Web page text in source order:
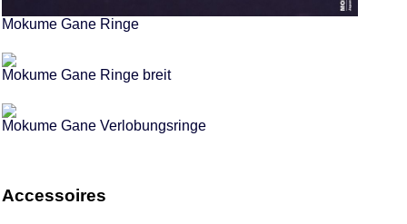
Mokume Gane Ringe
Mokume Gane Ringe breit
Mokume Gane Verlobungsringe
Accessoires